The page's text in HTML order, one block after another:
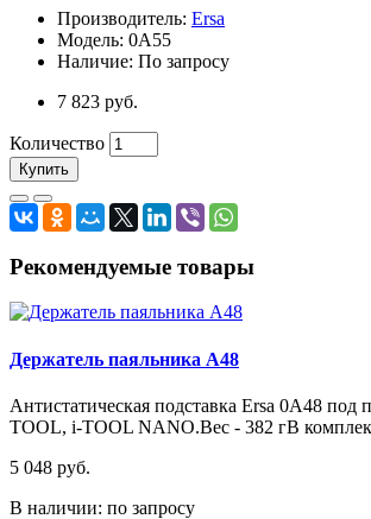
Производитель: Ersa
Модель: 0A55
Наличие: По запросу
7 823 руб.
Количество
Купить
Рекомендуемые товары
Держатель паяльника A48
Антистатическая подставка Ersa 0A48 под
TOOL, i-TOOL NANO.Вес - 382 гВ
5 048 руб.
В наличии: по запросу